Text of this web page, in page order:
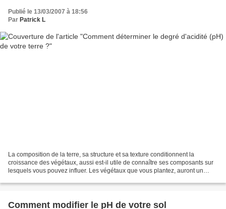
Publié le 13/03/2007 à 18:56
Par Patrick L
La composition de la terre, sa structure et sa texture conditionnent la
croissance des végétaux, aussi est-il utile de connaître ses composants sur
lesquels vous pouvez influer. Les végétaux que vous plantez, auront un
Comment modifier le pH de votre sol